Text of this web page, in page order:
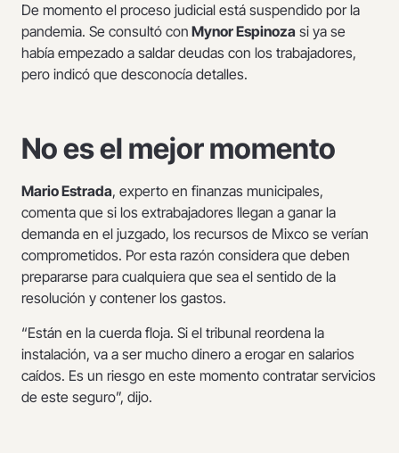
De momento el proceso judicial está suspendido por la
pandemia. Se consultó con Mynor Espinoza si ya se
había empezado a saldar deudas con los trabajadores,
pero indicó que desconocía detalles.
No es el mejor momento
Mario Estrada, experto en finanzas municipales,
comenta que si los extrabajadores llegan a ganar la
demanda en el juzgado, los recursos de Mixco se verían
comprometidos. Por esta razón considera que deben
prepararse para cualquiera que sea el sentido de la
resolución y contener los gastos.
“Están en la cuerda floja. Si el tribunal reordena la
instalación, va a ser mucho dinero a erogar en salarios
caídos. Es un riesgo en este momento contratar servicios
de este seguro”, dijo.